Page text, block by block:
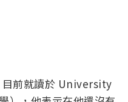
前就讀於 University